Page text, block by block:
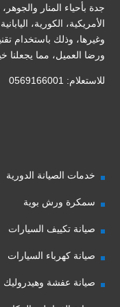
جدة بأحياء المنار
الأمريكية، الكورية،
وغيرها، وذلك باستخدام
ورضا العميل، مما يجعلنا
للاستعلام: 0569166001
خدمات الصيانة الدورية
سمكرة ورش بوية
صيانة تكييف السيارات
صيانة كهرباء السيارات
صيانة عفشة وهيدروليك